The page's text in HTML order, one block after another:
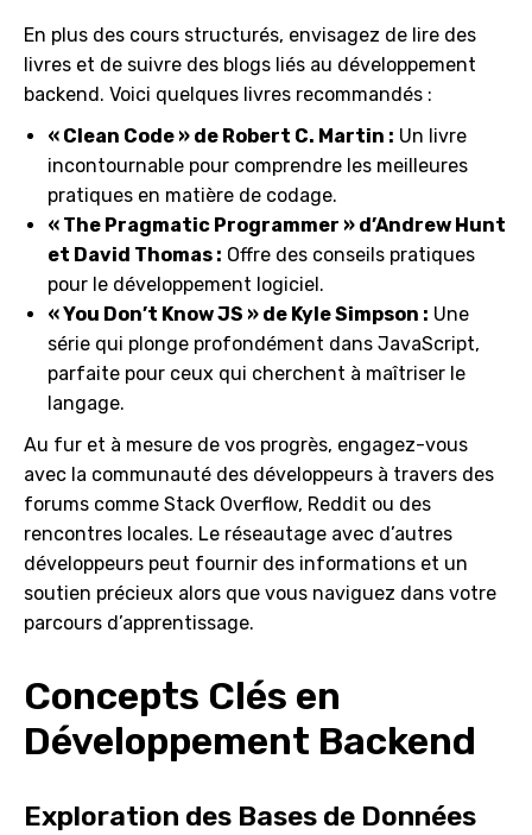
En plus des cours structurés, envisagez de lire des
livres et de suivre des blogs liés au développement
backend. Voici quelques livres recommandés :
« Clean Code » de Robert C. Martin : Un livre
incontournable pour comprendre les meilleures
pratiques en matière de codage.
« The Pragmatic Programmer » d’Andrew Hunt
et David Thomas : Offre des conseils pratiques
pour le développement logiciel.
« You Don’t Know JS » de Kyle Simpson : Une
série qui plonge profondément dans JavaScript,
parfaite pour ceux qui cherchent à maîtriser le
langage.
Au fur et à mesure de vos progrès, engagez-vous
avec la communauté des développeurs à travers des
forums comme Stack Overflow, Reddit ou des
rencontres locales. Le réseautage avec d’autres
développeurs peut fournir des informations et un
soutien précieux alors que vous naviguez dans votre
parcours d’apprentissage.
Concepts Clés en
Développement Backend
Exploration des Bases de Données